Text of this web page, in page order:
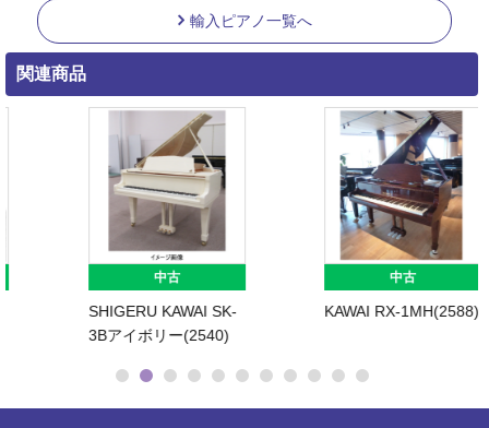
輸入ピアノ一覧へ
関連商品
KAWAI RX-1MH(2588) YAMAHA G3ホワイト